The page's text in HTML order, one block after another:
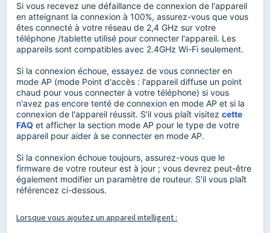
Si vous recevez une défaillance de connexion de l'appareil
en atteignant la connexion à 100%, assurez-vous que vous
êtes connecté à votre réseau de 2,4 GHz sur votre
téléphone /tablette utilisé pour connecter l'appareil. Les
appareils sont compatibles avec 2.4GHz Wi-Fi seulement.
Si la connexion échoue, essayez de vous connecter en
mode AP (mode Point d'accès : l'appareil diffuse un point
chaud pour vous connecter à votre téléphone) si vous
n'avez pas encore tenté de connexion en mode AP et si la
connexion de l'appareil réussit. S'il vous plaît visitez cette
FAQ et afficher la section mode AP pour le type de votre
appareil pour aider à se connecter en mode AP.
Si la connexion échoue toujours, assurez-vous que le
firmware de votre routeur est à jour ; vous devrez peut-être
également modifier un paramètre de routeur. S'il vous plaît
référencez ci-dessous.
Lorsque vous ajoutez un appareil intelligent :